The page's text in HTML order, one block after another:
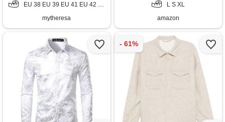
EU 38 EU 39 EU 41 EU 42 EU 43
mytheresa
L S XL
amazon